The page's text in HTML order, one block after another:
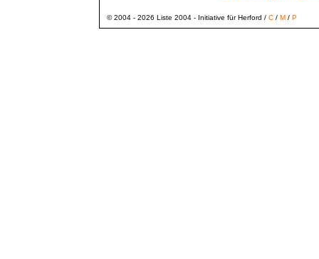
© 2004 - 2026 Liste 2004 - Initiative für Herford / C/ M/ P